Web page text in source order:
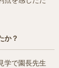
か？
学で園長先生